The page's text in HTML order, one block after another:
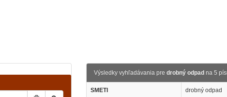
Výsledky vyhľadávania pre drobný odpad na 5
SMETI drobný odpad